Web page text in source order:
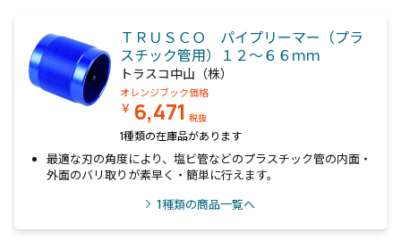
ＴＲＵＳＣＯ パイプリーマー（プラ
スチック管用）１２～６６ｍｍ
トラスコ中山（株）
オレンジブック価格
￥ 6,471 税抜
1種類の在庫品があります
最適な刃の角度により、塩ビ管などのプラスチック管の内面・
外面のバリ取りが素早く・簡単に行えます。
1種類の商品一覧へ